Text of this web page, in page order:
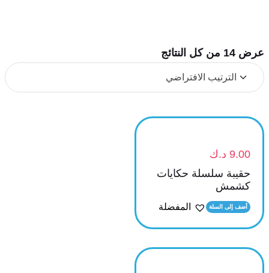
عرض ⁦14⁩ من كل النتائج
9.00 د.ك
حقيبة سلسلة حكايات
كشمش
أضف إلى السلة المفضلة